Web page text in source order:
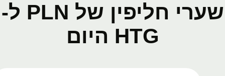
שערי חליפין של PLN ל-
HTG היום